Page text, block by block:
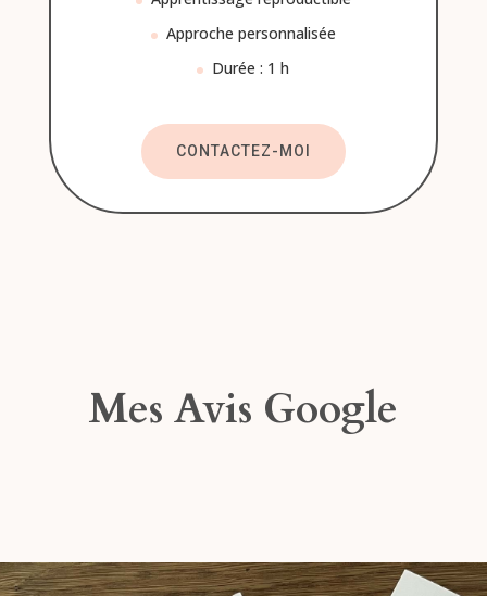
Approche personnalisée
Durée : 1 h
CONTACTEZ-MOI
Mes Avis Google